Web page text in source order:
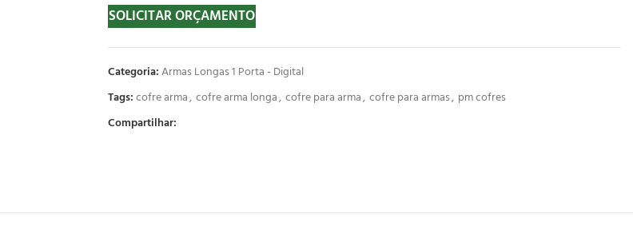
SOLICITAR ORÇAMENTO
Categoria:Armas Longas 1 Porta - Digital
Tags:cofre arma, cofre arma longa, cofre para arma, cofre para armas, pm cofres
Compartilhar: